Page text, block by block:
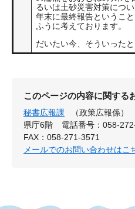
るいは土砂災害対策につ
年末に最終報告というこ
ふうに考えております。
だいたい今、そういった
このページの内容に関する
秘書広報課
（政策広報係）
県庁6階
電話番号：058-
FAX：058-271-3571
メールでのお問い合わせはこ